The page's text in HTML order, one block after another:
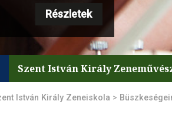
Részletek
Részletek
Szent István Király
István Király Zeneiskola >